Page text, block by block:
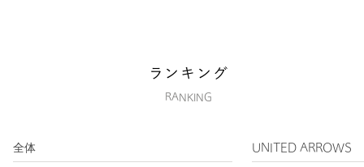
ランキング
RANKING
全体 UNITED ARROWS